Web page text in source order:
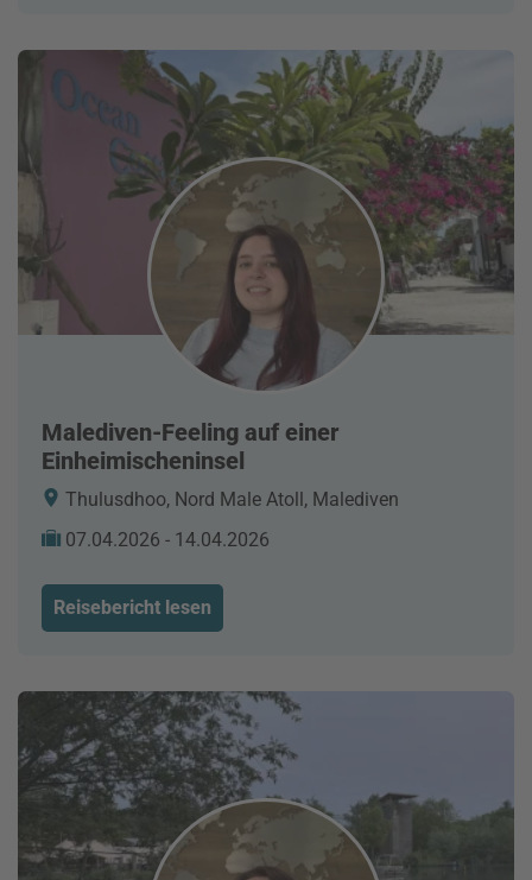
Malediven-Feeling auf einer
Einheimischeninsel
Thulusdhoo, Nord Male Atoll, Malediven
07.04.2026 - 14.04.2026
Reisebericht lesen